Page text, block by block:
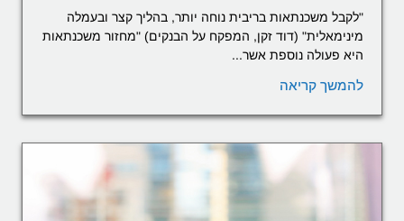
"לקבל משכנתאות בריבית נוחה יותר, בהליך קצר ובעמלה
מינימאלית" (דוד זקן, המפקח על הבנקים) "מחזור משכנתאות
היא פעולה נוספת אשר...
להמשך קריאה